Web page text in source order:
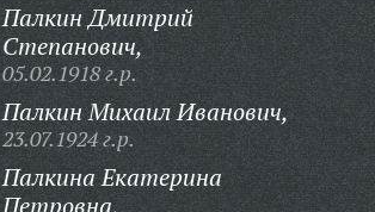
Палкин Дмитрий
Степанович,
05.02.1918 г.р.
Палкин Михаил Иванович,
23.07.1924 г.р.
Палкина Екатерина
Петровна,